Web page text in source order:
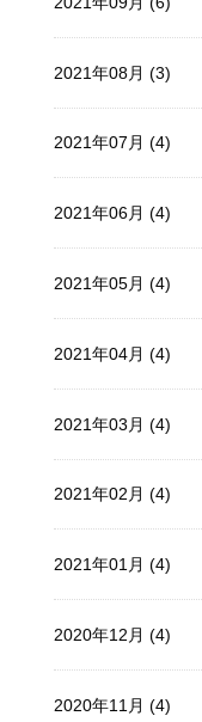
2021年08月 (3)
2021年07月 (4)
2021年06月 (4)
2021年05月 (4)
2021年04月 (4)
2021年03月 (4)
2021年02月 (4)
2021年01月 (4)
2020年12月 (4)
2020年11月 (4)